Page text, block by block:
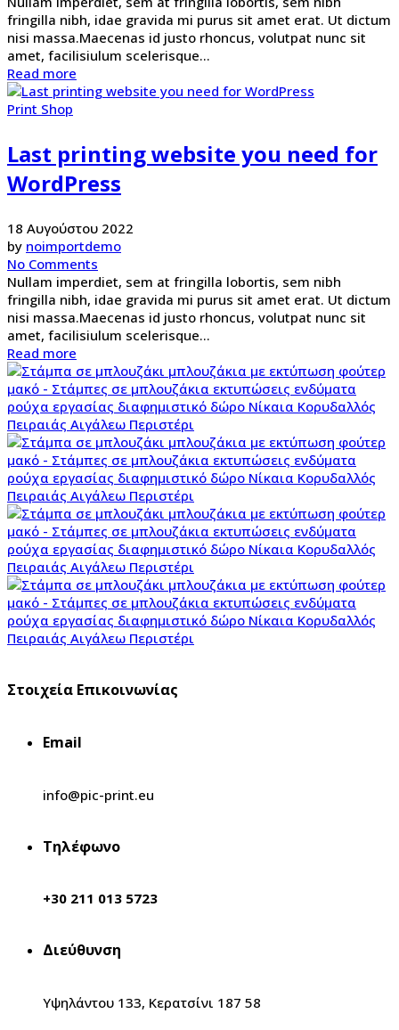
fringilla nibh, idae gravida mi purus sit amet erat. Ut dictum
nisi massa.Maecenas id justo rhoncus, volutpat nunc sit
amet, facilisiulum scelerisque...
Read more
Print Shop
Last printing website you need for
WordPress
18 Αυγούστου 2022
by noimportdemo
No Comments
Nullam imperdiet, sem at fringilla lobortis, sem nibh
fringilla nibh, idae gravida mi purus sit amet erat. Ut dictum
nisi massa.Maecenas id justo rhoncus, volutpat nunc sit
amet, facilisiulum scelerisque...
Read more
Στοιχεία Επικοινωνίας
Email
info@pic-print.eu
Τηλέφωνο
+30 211 013 5723
Διεύθυνση
Υψηλάντου 133, Κερατσίνι 187 58